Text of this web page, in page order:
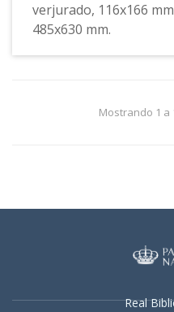
verjurado, 116x166
485x630 mm.
Mostrando 1 a
Real